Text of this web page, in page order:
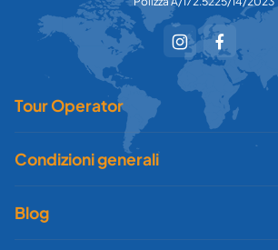
Tour Operator
Condizioni generali
Blog